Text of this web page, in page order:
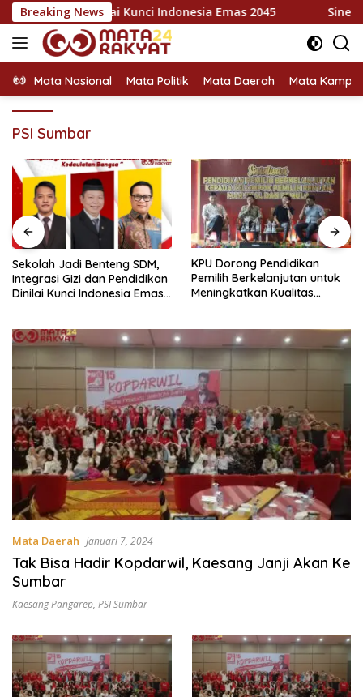
Langsung
ke
konten
Breaking News
Dinilai Kunci Indonesia Emas 2045 Sinergi Bupati
Mata Nasional Mata Politik Mata Daerah Mata
PSI Sumbar
KPU Dorong Pendidikan
Pemilih Berkelanjutan untuk
Meningkatkan Kualitas
KPU Perkuat Literasi Pemilih
untuk Membangun
Demokrasi yang Berkualitas
Mata Daerah Januari 7, 2024
Tak Bisa Hadir Kopdarwil, Kaesang Janji Akan Ke
Sumbar
Kaesang Pangarep, PSI Sumbar